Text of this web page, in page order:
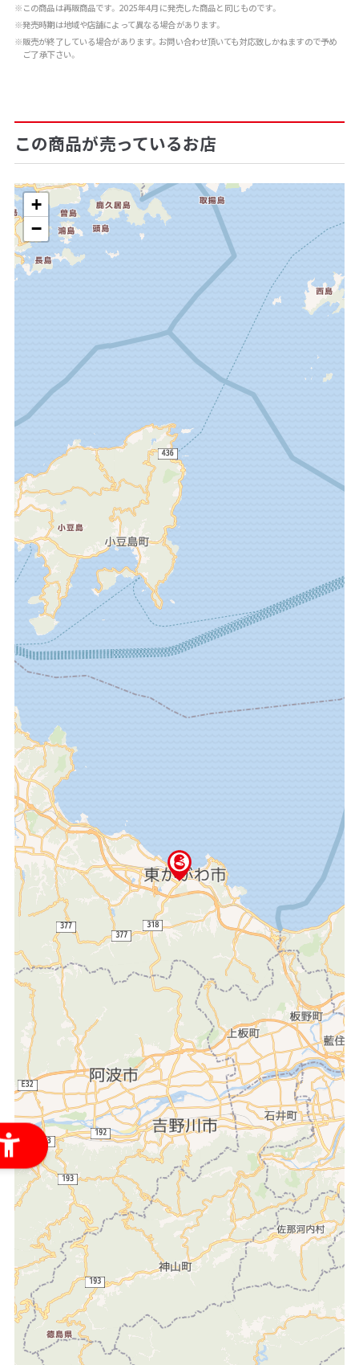
※この商品は再販商品です。2025年4月に発売した商品と同じものです。
※発売時期は地域や店舗によって異なる場合があります。
※販売が終了している場合があります。お問い合わせ頂いても対応致しかねますので予め
ご了承下さい。
この商品が売っているお店
+
−